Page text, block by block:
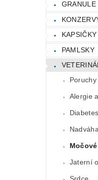
GRANULE
KAPSIČKY
PAMLSKY
Alergie
Diabetes
Jaterní